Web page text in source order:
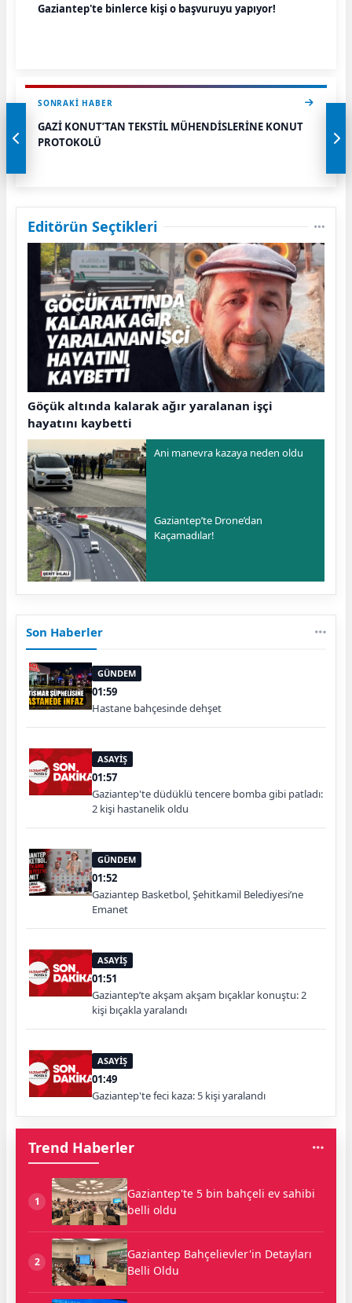
Gaziantep'te binlerce kişi o başvuruyu yapıyor!
SONRAKI HABER
GAZİ KONUT’TAN TEKSTİL MÜHENDİSLERİNE KONUT
PROTOKOLÜ
Editörün Seçtikleri
Göçük altında kalarak ağır yaralanan işçi
hayatını kaybetti
Ani manevra kazaya neden oldu
Gaziantep’te Drone’dan
Kaçamadılar!
Son Haberler
GÜNDEM
01:59
Hastane bahçesinde dehşet
ASAYİŞ
01:57
Gaziantep'te düdüklü tencere bomba gibi patladı:
2 kişi hastanelik oldu
GÜNDEM
01:52
Gaziantep Basketbol, Şehitkamil Belediyesi’ne
Emanet
ASAYİŞ
01:51
Gaziantep’te akşam akşam bıçaklar konuştu: 2
kişi bıçakla yaralandı
ASAYİŞ
01:49
Gaziantep'te feci kaza: 5 kişi yaralandı
Trend Haberler
1
Gaziantep'te 5 bin bahçeli ev sahibi
belli oldu
2
Gaziantep Bahçelievler'in Detayları
Belli Oldu